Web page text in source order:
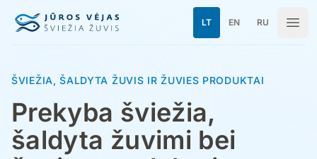
LT EN RU
ŠVIEŽIA, ŠALDYTA ŽUVIS IR ŽUVIES PRODUKTAI
Prekyba šviežia,
šaldyta žuvimi bei